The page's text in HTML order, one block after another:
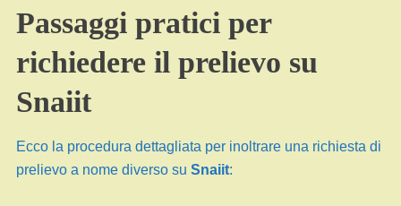
Passaggi pratici per
richiedere il prelievo su
Snaiit
Ecco la procedura dettagliata per inoltrare una richiesta di
prelievo a nome diverso su Snaiit: